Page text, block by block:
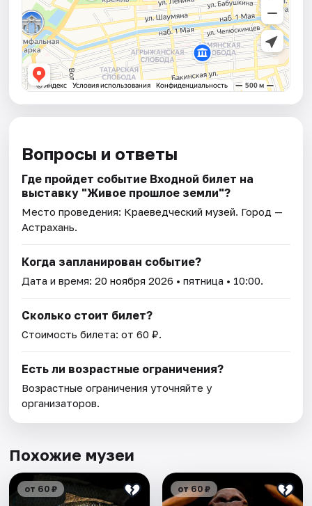
Вопросы и ответы
Где пройдет событие Входной билет на
выставку "Живое прошлое земли"?
Место проведения: Краеведческий музей. Город —
Астрахань.
Когда запланирован событие?
Дата и время:20 ноября 2026 • пятница • 10:00.
Сколько стоит билет?
Стоимость билета: от 60 ₽.
Есть ли возрастные ограничения?
Возрастные ограничения уточняйте у
организаторов.
Похожие музеи
от 60 ₽ от 60 ₽